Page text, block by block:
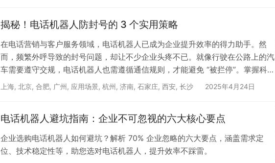
揭秘！电话机器人防封号的 3 个实用策略
在电话营销与客户服务领域，电话机器人已成为企业提升效率的得力助手。然
而，频繁外呼导致的封号问题，却让不少企业头疼不已。就像行驶在公路上的汽
车需要遵守交规，电话机器人也需遵循通信规则，才能避免 “被拦停”。掌握科学
的防封号策略，能让电话机器人在合规的轨道上高效运行，保障企业业务的正常
感，在客户忙碌或休息时段高频外呼，极易引发投诉。企业应根据目标客户群体
的作…
上海, 北京, 合肥, 广州, 应用场景, 杭州, 济南, 石家庄, 西安, 长沙 2025年4月24日
电话机器人避坑指南：企业不可忽视的六大核心要点
企业选购电话机器人如何避坑？解析 70% 企业忽略的六大要点，涵盖需求定
位、技术稳定性等，助您选对电话机器人，提升效率不踩雷。